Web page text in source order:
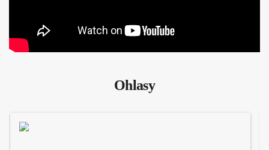
Ohlasy